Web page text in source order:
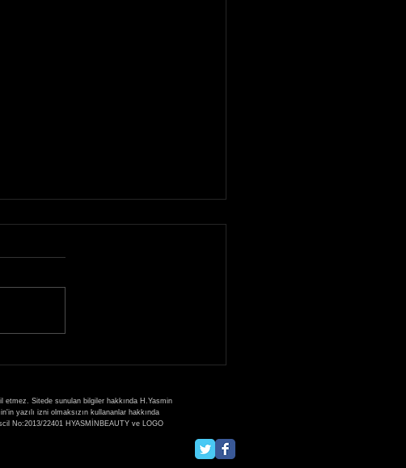
Sitede sunulan bilgiler hakkında H.Yasmin
yazılı izni olmaksızın kullananlar hakkında
No:2013/22401 HYASMİNBEAUTY ve LOGO